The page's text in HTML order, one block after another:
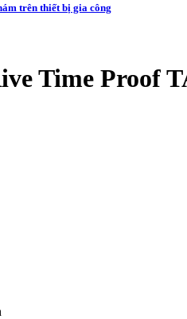
trên thiết bị gia công
Time Proof